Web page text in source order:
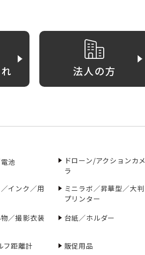
法人の方
池
ドローン/アクションカメ
ラ
インク／用
ミニラボ／昇華型／大判
プリンター
／撮影衣装
台紙／ホルダー
フ距離計 販促用品